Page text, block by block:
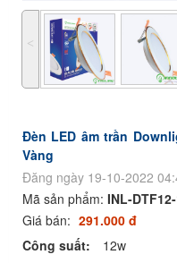
˂
Đèn LED âm trần
Vàng
Đăng ngày 19-10-2022
Mã sản phẩm: INL-
Giá bán: 291.000 đ
Công suất:
12w